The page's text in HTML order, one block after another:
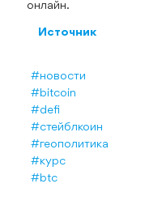
онлайн.
Источник
#новости
#bitcoin
#defi
#стейблкоин
#геополитика
#курс
#btc